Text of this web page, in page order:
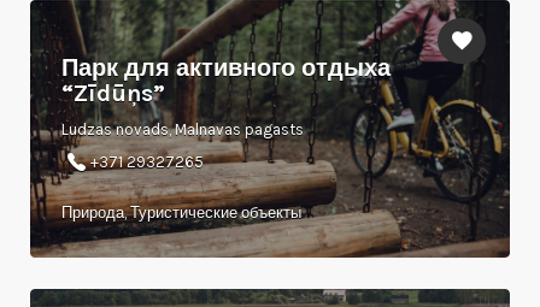
Парк для активного отдыха
“Zīdūņs”
Ludzas novads, Malnavas pagasts
+371 29327265
Природа, Туристические объекты